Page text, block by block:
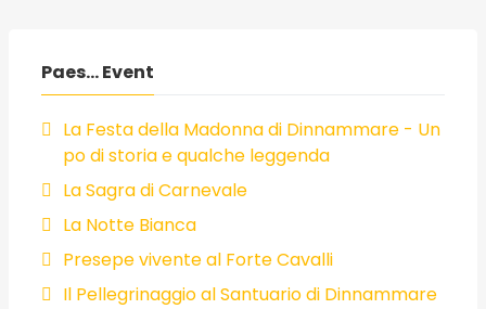
Paes... Event
La Festa della Madonna di Dinnammare - Un
po di storia e qualche leggenda
La Sagra di Carnevale
La Notte Bianca
Presepe vivente al Forte Cavalli
Il Pellegrinaggio al Santuario di Dinnammare